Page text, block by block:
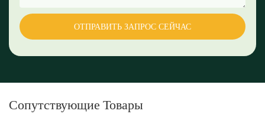
ОТПРАВИТЬ ЗАПРОС СЕЙЧАС
Сопутствующие Товары